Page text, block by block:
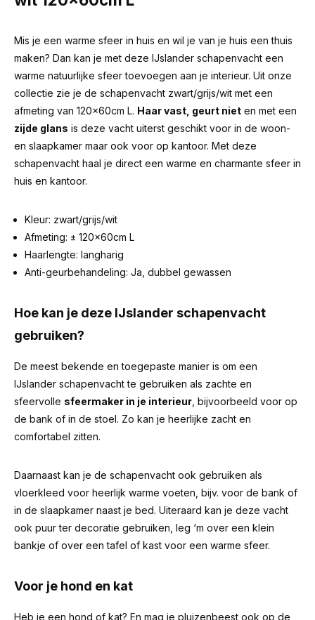
Mis je een warme sfeer in huis en wil je van je huis een thuis
maken? Dan kan je met deze IJslander schapenvacht een
warme natuurlijke sfeer toevoegen aan je interieur. Uit onze
collectie zie je de schapenvacht zwart/grijs/wit met een
afmeting van 120x60cm L. Haar vast, geurt niet en met een
zijde glans is deze vacht uiterst geschikt voor in de woon-
en slaapkamer maar ook voor op kantoor. Met deze
schapenvacht haal je direct een warme en charmante sfeer in
huis en kantoor.
Kleur: zwart/grijs/wit
Afmeting: ± 120x60cm L
Haarlengte: langharig
Anti-geurbehandeling: Ja, dubbel gewassen
Hoe kan je deze IJslander schapenvacht
gebruiken?
De meest bekende en toegepaste manier is om een
IJslander schapenvacht te gebruiken als zachte en
sfeervolle sfeermaker in je interieur , bijvoorbeeld voor op
de bank of in de stoel. Zo kan je heerlijke zacht en
comfortabel zitten.
Daarnaast kan je de schapenvacht ook gebruiken als
vloerkleed voor heerlijk warme voeten, bijv. voor de bank of
in de slaapkamer naast je bed. Uiteraard kan je deze vacht
ook puur ter decoratie gebruiken, leg ‘m over een klein
bankje of over een tafel of kast voor een warme sfeer.
Voor je hond en kat
Heb je een hond of kat? En mag je pluizenbeest ook op de